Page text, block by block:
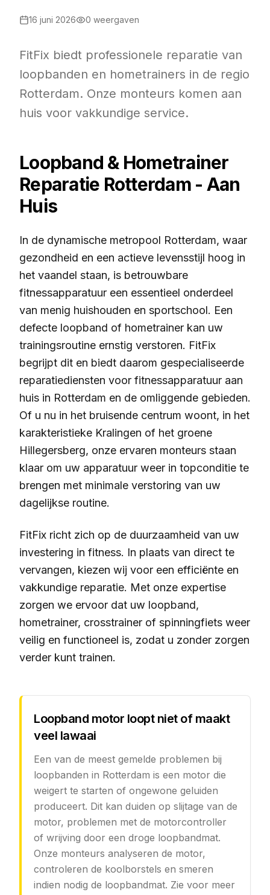
16 juni 2026 0 weergaven
FitFix biedt professionele reparatie van
loopbanden en hometrainers in de regio
Rotterdam. Onze monteurs komen aan
huis voor vakkundige service.
Loopband & Hometrainer
Reparatie Rotterdam - Aan
Huis
In de dynamische metropool Rotterdam, waar
gezondheid en een actieve levensstijl hoog in
het vaandel staan, is betrouwbare
fitnessapparatuur een essentieel onderdeel
van menig huishouden en sportschool. Een
defecte loopband of hometrainer kan uw
trainingsroutine ernstig verstoren. FitFix
begrijpt dit en biedt daarom gespecialiseerde
reparatiediensten voor fitnessapparatuur aan
huis in Rotterdam en de omliggende gebieden.
Of u nu in het bruisende centrum woont, in het
karakteristieke Kralingen of het groene
Hillegersberg, onze ervaren monteurs staan
klaar om uw apparatuur weer in topconditie te
brengen met minimale verstoring van uw
dagelijkse routine.
FitFix richt zich op de duurzaamheid van uw
investering in fitness. In plaats van direct te
vervangen, kiezen wij voor een efficiënte en
vakkundige reparatie. Met onze expertise
zorgen we ervoor dat uw loopband,
hometrainer, crosstrainer of spinningfiets weer
veilig en functioneel is, zodat u zonder zorgen
verder kunt trainen.
Loopband motor loopt niet of maakt
veel lawaai
Een van de meest gemelde problemen bij
loopbanden in Rotterdam is een motor die
weigert te starten of ongewone geluiden
produceert. Dit kan duiden op slijtage van de
motor, problemen met de motorcontroller
of wrijving door een droge loopbandmat.
Onze monteurs analyseren de motor,
controleren de koolborstels en smeren
indien nodig de loopbandmat. Zie voor meer